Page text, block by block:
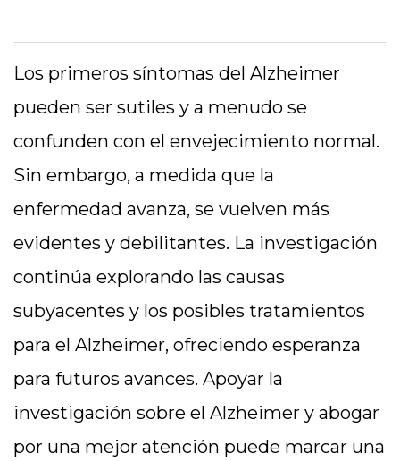
Los primeros síntomas del Alzheimer
pueden ser sutiles y a menudo se
confunden con el envejecimiento normal.
Sin embargo, a medida que la
enfermedad avanza, se vuelven más
evidentes y debilitantes. La investigación
continúa explorando las causas
subyacentes y los posibles tratamientos
para el Alzheimer, ofreciendo esperanza
para futuros avances. Apoyar la
investigación sobre el Alzheimer y abogar
por una mejor atención puede marcar una